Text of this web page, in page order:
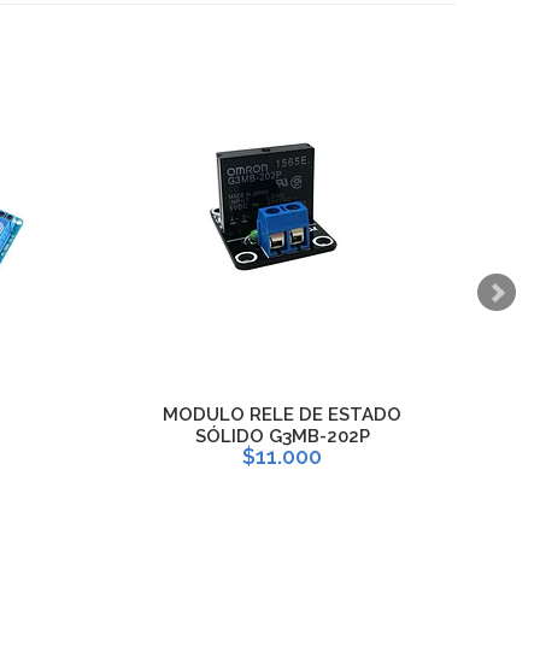
MODULO RELE DE ESTADO
SÓLIDO G3MB-202P
$11.000